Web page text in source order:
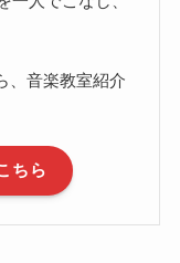
、音楽教室紹介
ちら